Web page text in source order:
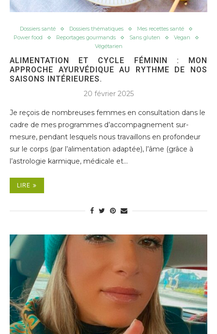
Dossiers santé Dossiers thématiques
Mes recettes santé
Power food
Reportages gourmands Sans gluten
Vegan
Végétarien
ALIMENTATION ET CYCLE FÉMININ : MON
APPROCHE AYURVÉDIQUE AU RYTHME DE NOS
SAISONS INTÉRIEURES.
20 février 2025
Je reçois de nombreuses femmes en consultation dans le
cadre de mes programmes d’accompagnement sur-
mesure, pendant lesquels nous travaillons en profondeur
sur le corps (par l’alimentation adaptée), l’âme (grâce à
l’astrologie karmique, médicale et…
LIRE